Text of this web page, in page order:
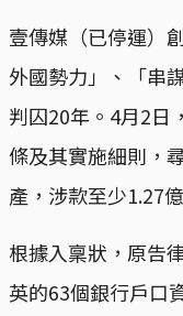
壹傳媒（已停運）
外國勢力」、「串
判囚20年。4月2日
條及其實施細則，
產，涉款至少1.27
根據入稟狀，原告
英的63個銀行戶口